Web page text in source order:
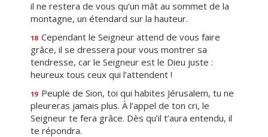
il ne restera de vous qu’un mât au sommet de la
montagne, un étendard sur la hauteur.
18 Cependant le Seigneur attend de vous faire
grâce, il se dressera pour vous montrer sa
tendresse, car le Seigneur est le Dieu juste :
heureux tous ceux qui l’attendent !
19 Peuple de Sion, toi qui habites Jérusalem, tu ne
pleureras jamais plus. À l’appel de ton cri, le
Seigneur te fera grâce. Dès qu’il t’aura entendu, il
te répondra.